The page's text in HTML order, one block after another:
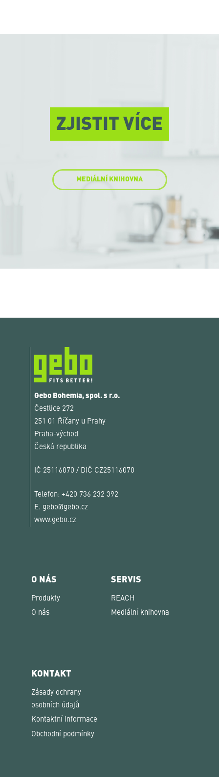
ZJISTIT VÍCE
MEDIÁLNÍ KNIHOVNA
Gebo Bohemia, spol. s r.o.
Čestlice 272
251 01 Říčany u Prahy
Praha-východ
Česká republika
IČ 25116070 / DIČ CZ25116070
Telefon: +420 736 232 392
E. gebo@gebo.cz
www.gebo.cz
O NÁS
Produkty
O nás
SERVIS
REACH
Mediální knihovna
KONTAKT
Zásady ochrany
osobních údajů
Kontaktní informace
Obchodní podmínky